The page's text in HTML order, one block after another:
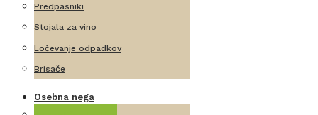
Predpasniki
Stojala za vino
Ločevanje odpadkov
Brisače
Osebna nega